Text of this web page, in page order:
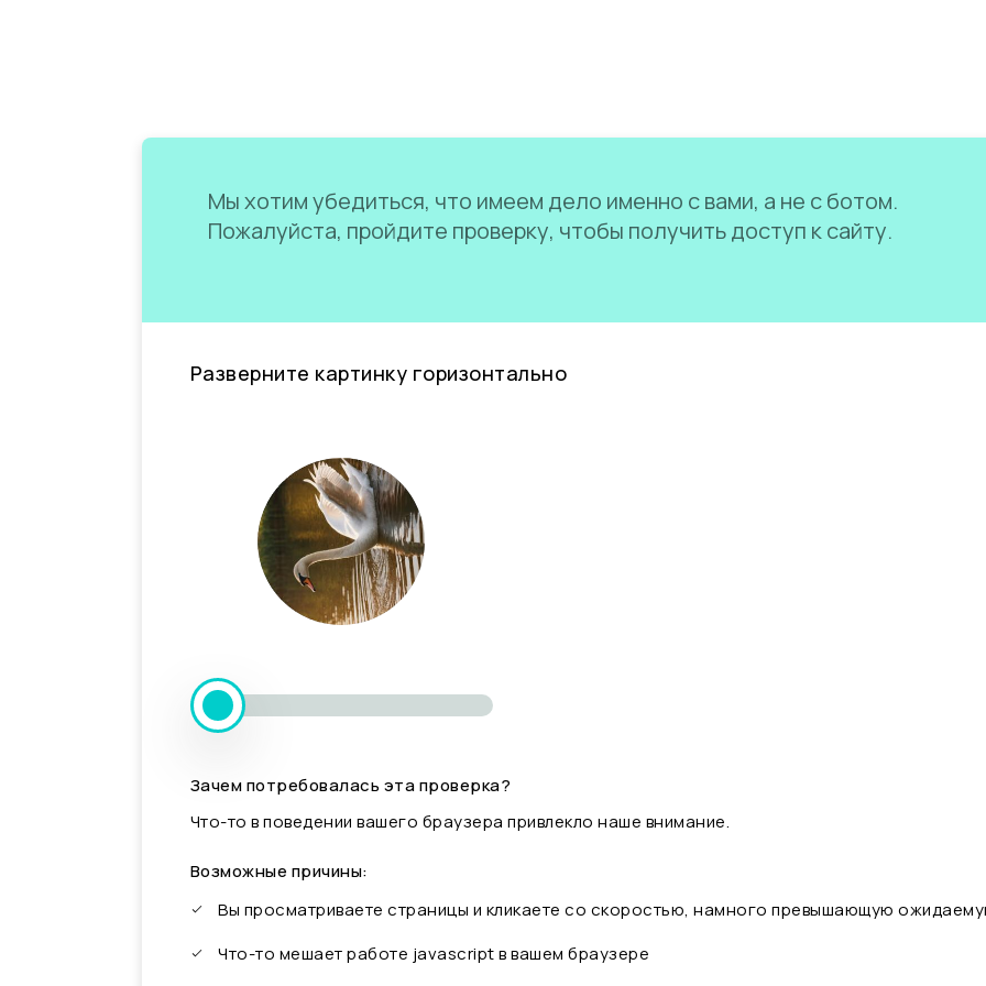
Мы хотим убедиться, что имеем дело именно с вами, а не с ботом.
Пожалуйста, пройдите проверку, чтобы получить доступ к сайту.
Разверните картинку горизонтально
Зачем потребовалась эта проверка?
Что-то в поведении вашего браузера привлекло наше внимание.
Возможные причины:
Вы просматриваете страницы и кликаете со скоростью, намного превышающую
Что-то мешает работе javascript в вашем браузере